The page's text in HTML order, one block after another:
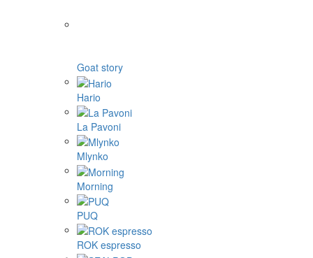
Goat story
Hario
La Pavoni
Mlynko
Morning
PUQ
ROK espresso